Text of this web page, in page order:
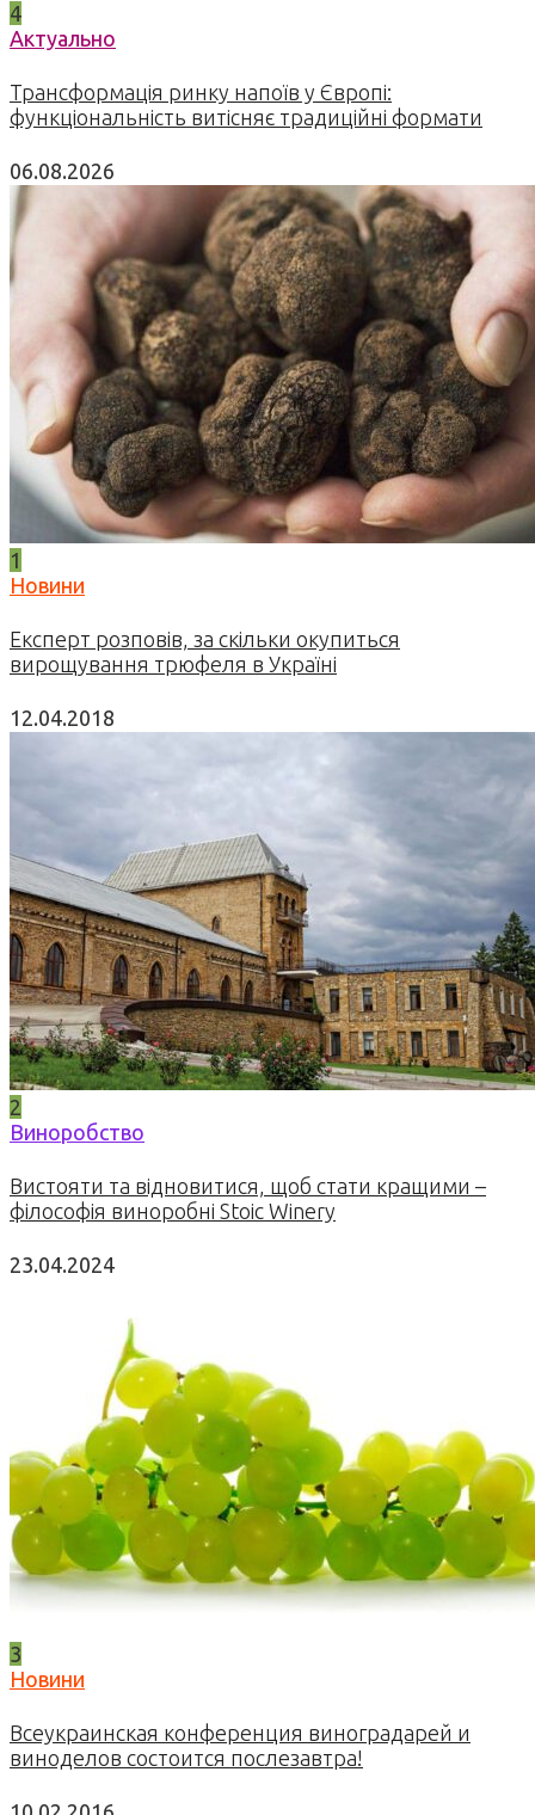
4
Актуально
Трансформація ринку напоїв у Європі:
функціональність витісняє традиційні формати
06.08.2026
1
Новини
Експерт розповів, за скільки окупиться
вирощування трюфеля в Україні
12.04.2018
2
Виноробство
Вистояти та відновитися, щоб стати кращими –
філософія виноробні Stoic Winery
23.04.2024
3
Новини
Всеукраинская конференция виноградарей и
виноделов состоится послезавтра!